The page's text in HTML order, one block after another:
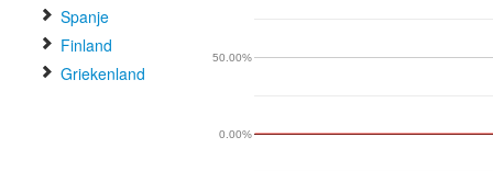
Spanje
Finland
Griekenland
0.00%
50.00%